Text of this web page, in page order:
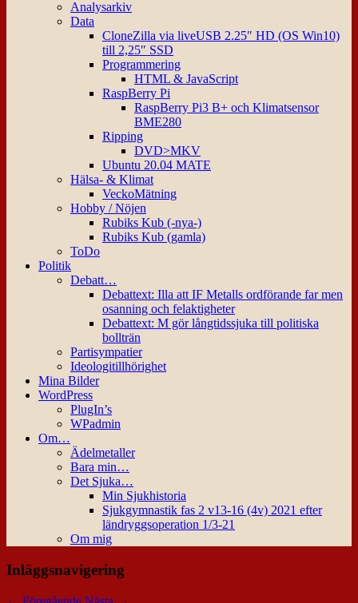
Analysarkiv
Data
CloneZilla via liveUSB 2.25″ HD (OS Win10)
till 2,25″ SSD
Programmering
HTML & JavaScript
RaspBerry Pi
RaspBerry Pi3 B+ och Klimatsensor
BME280
Ripping
DVD>MKV
Ubuntu 20.04 MATE
Hälsa- & Klimat
VeckoMätning
Hobby / Nöjen
Rubiks Kub (-nya-)
Rubiks Kub (gamla)
ToDo
Politik
Debatt…
Debattext: Illa att IF Metalls ordförande far men
osanning och felaktigheter
Debattext: M gör långtidssjuka till politiska
bollträn
Partisympatier
Ideologitillhörighet
Mina Bilder
WordPress
PlugIn’s
WPadmin
Om…
Ädelmetaller
Bara min…
Det Sjuka…
Min Sjukhistoria
Sjukgymnastik fas 2 v13-16 (4v) 2021 efter
ländryggsoperation 1/3-21
Om mig
Inläggsnavigering